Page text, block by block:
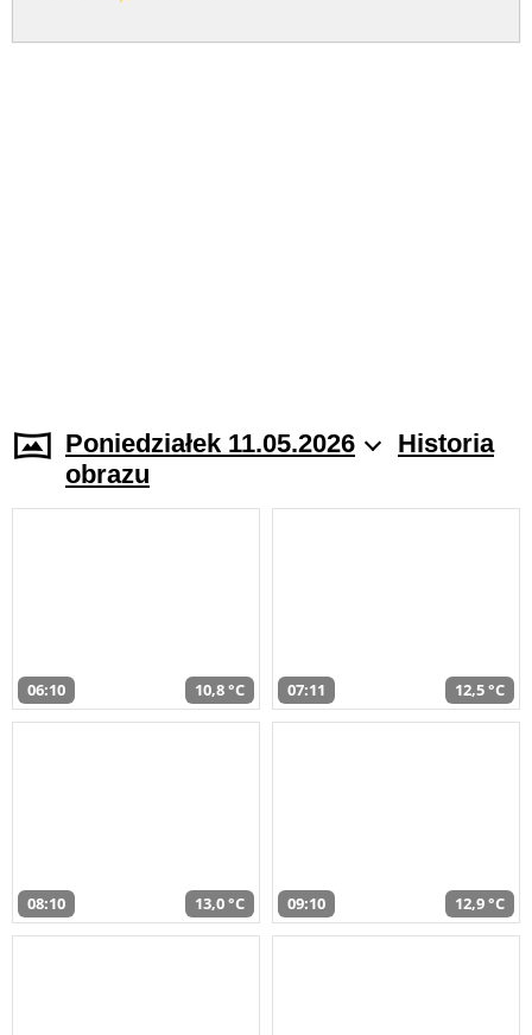
Poniedziałek 11.05.2026
Historia
obrazu
06:10 10,8 °C 07:11 12,5 °C
08:10 13,0 °C 09:10 12,9 °C